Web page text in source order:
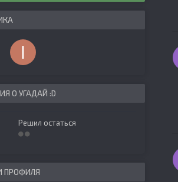
О УГАДАЙ :D
Решил остаться
ПРОФИЛЯ